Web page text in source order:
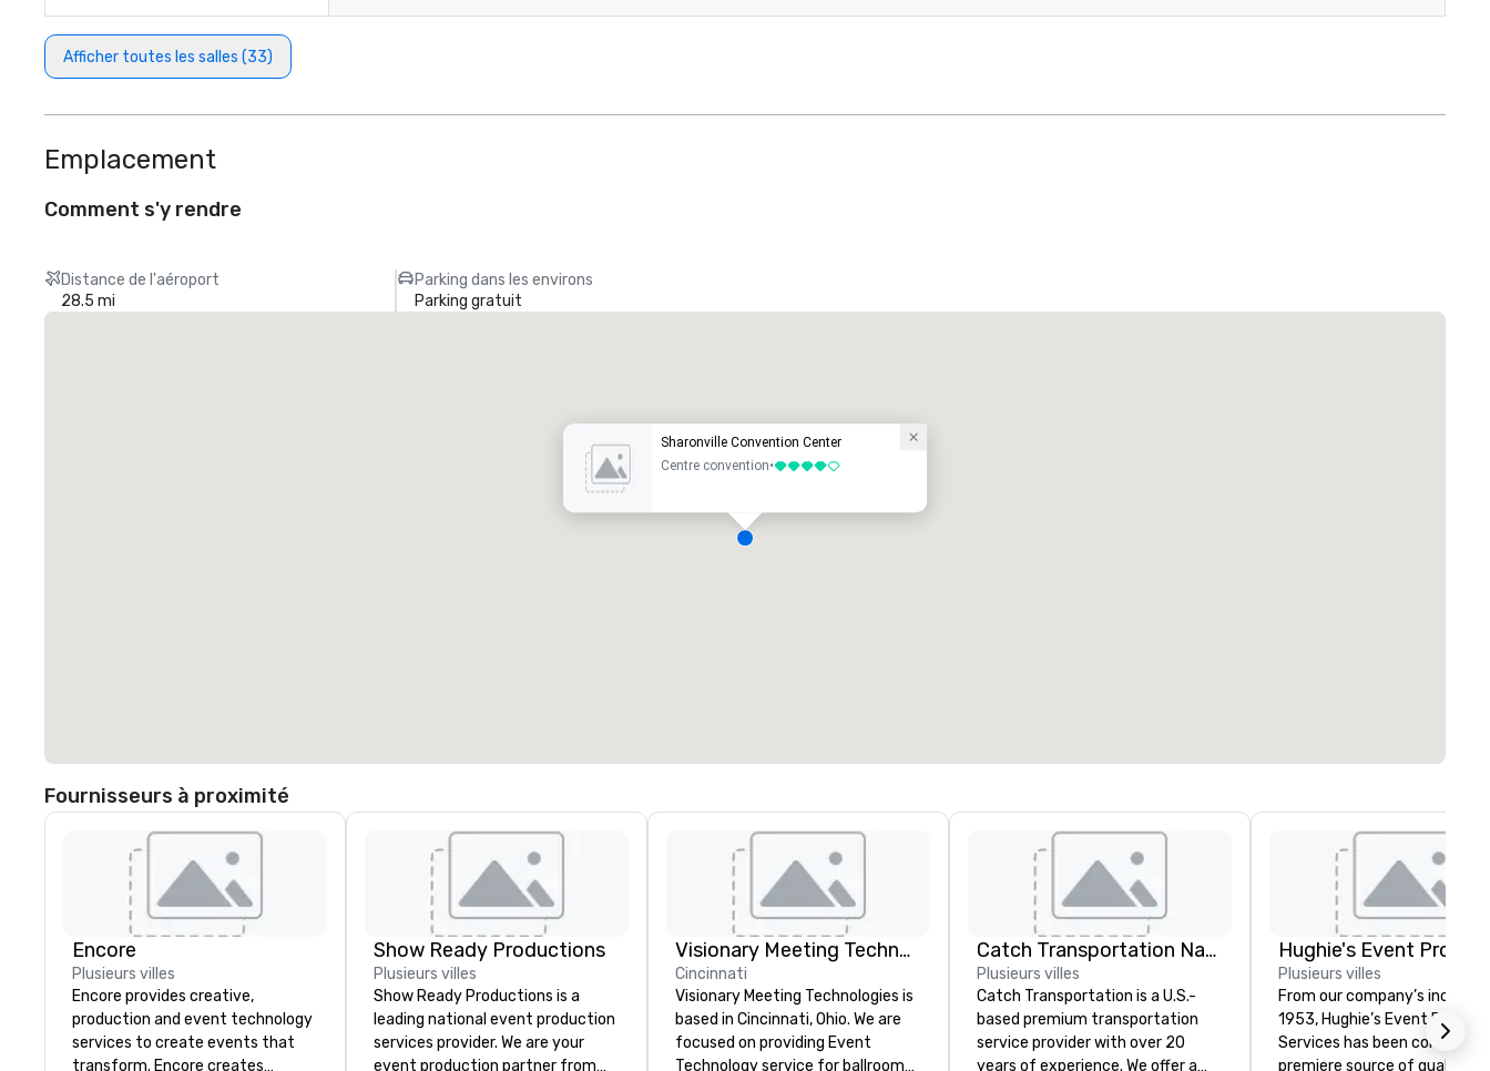
Afficher toutes les salles (33)
Emplacement
Comment s'y rendre
Distance de l'aéroport
28.5 mi
Parking dans les environs
Parking gratuit
Sharonville Convention Center
Centre convention•4 sur 5
Fournisseurs à proximité
Encore
Plusieurs villes
Encore provides creative,
production and event technology
services to create events that
transform. Encore creates
Show Ready Productions
Plusieurs villes
Show Ready Productions is a
leading national event production
services provider. We are your
event production partner from
Visionary Meeting Technologies
Cincinnati
Visionary Meeting Technologies is
based in Cincinnati, Ohio. We are
focused on providing Event
Technology service for ballroom
Catch Transportation Nationwide
Plusieurs villes
Catch Transportation is a U.S.-
based premium transportation
service provider with over 20
years of experience. We offer a
Plusieurs villes
From our company’s
1953, Hughie’s Event
Services has been
premiere source of quality